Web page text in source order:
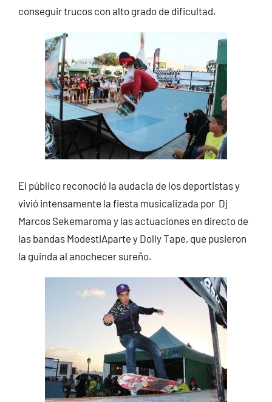
conseguir trucos con alto grado de dificultad.
El público reconoció la audacia de los deportistas y
vivió intensamente la fiesta musicalizada por Dj
Marcos Sekemaroma y las actuaciones en directo de
las bandas ModestiAparte y Dolly Tape, que pusieron
la guinda al anochecer sureño.